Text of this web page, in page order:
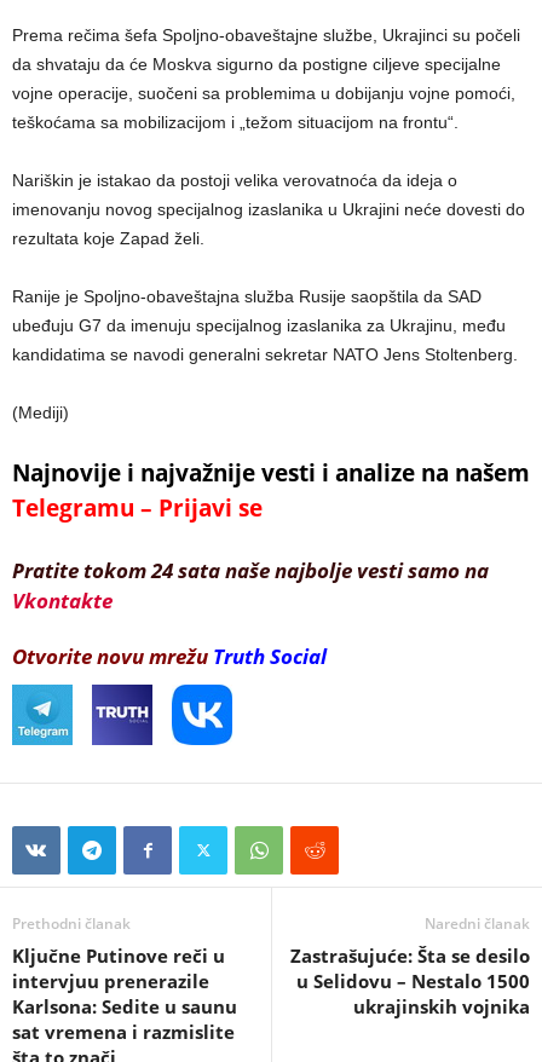
Prema rečima šefa Spoljno-obaveštajne službe, Ukrajinci su počeli
da shvataju da će Moskva sigurno da postigne ciljeve specijalne
vojne operacije, suočeni sa problemima u dobijanju vojne pomoći,
teškoćama sa mobilizacijom i „težom situacijom na frontu“.
Nariškin je istakao da postoji velika verovatnoća da ideja o
imenovanju novog specijalnog izaslanika u Ukrajini neće dovesti do
rezultata koje Zapad želi.
Ranije je Spoljno-obaveštajna služba Rusije saopštila da SAD
ubeđuju G7 da imenuju specijalnog izaslanika za Ukrajinu, među
kandidatima se navodi generalni sekretar NATO Jens Stoltenberg.
(Mediji)
Najnovije i najvažnije vesti i analize na našem
Telegramu – Prijavi se
Pratite tokom 24 sata naše najbolje vesti samo na
Vkontakte
Otvorite novu mrežu Truth Social
Prethodni članak
Ključne Putinove reči u
intervjuu prenerazile
Karlsona: Sedite u saunu
sat vremena i razmislite
šta to znači
Naredni članak
Zastrašujuće: Šta se desilo
u Selidovu – Nestalo 1500
ukrajinskih vojnika